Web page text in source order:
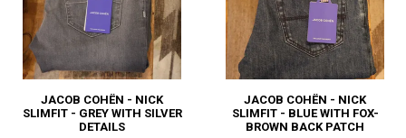
JACOB COHËN - NICK
SLIMFIT - GREY WITH SILVER
DETAILS
JACOB COHËN - NICK
SLIMFIT - BLUE WITH FOX-
BROWN BACK PATCH